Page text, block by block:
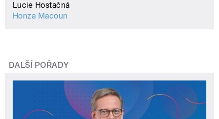
Lucie Hostačná
Honza Macoun
DALŠÍ POŘADY